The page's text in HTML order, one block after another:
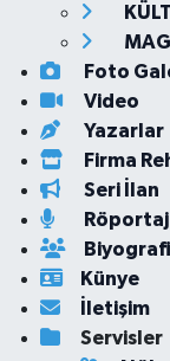
Foto
Video
Yazarlar
Firma
Seri İlan
Röportaj
Biyografi
Künye
İletişim
Servisler